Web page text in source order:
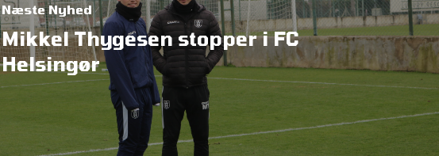
Næste Nyhed
Mikkel Thygesen stopper i FC
Helsingør